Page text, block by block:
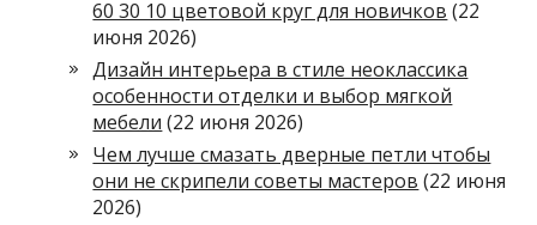
60 30 10 цветовой круг для новичков (22
июня 2026)
Дизайн интерьера в стиле неоклассика
особенности отделки и выбор мягкой
мебели (22 июня 2026)
Чем лучше смазать дверные петли чтобы
они не скрипели советы мастеров (22 июня
2026)